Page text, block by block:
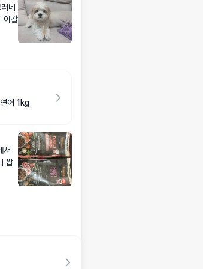
네
이갈
어 1kg
서
쌉